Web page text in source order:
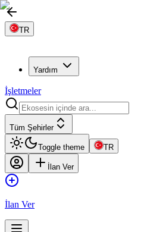
TR
Yardım
İşletmeler
Tüm Şehirler
Toggle theme TR
İlan Ver
İlan Ver